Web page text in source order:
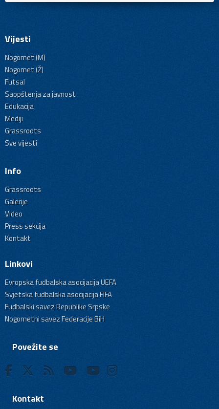
Vijesti
Nogomet (M)
Nogomet (Ž)
Futsal
Saopštenja za javnost
Edukacija
Mediji
Grassroots
Sve vijesti
Info
Grassroots
Galerije
Video
Press sekcija
Kontakt
Linkovi
Evropska fudbalska asocijacija UEFA
Svjetska fudbalska asocijacija FIFA
Fudbalski savez Republike Srpske
Nogometni savez Federacije BiH
Povežite se
Kontakt